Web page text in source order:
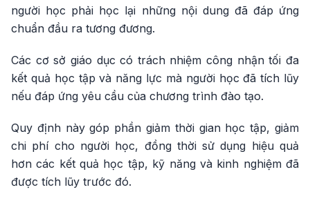
người học phải học lại những nội dung đã đáp ứng
chuẩn đầu ra tương đương.
Các cơ sở giáo dục có trách nhiệm công nhận tối đa
kết quả học tập và năng lực mà người học đã tích lũy
nếu đáp ứng yêu cầu của chương trình đào tạo.
Quy định này góp phần giảm thời gian học tập, giảm
chi phí cho người học, đồng thời sử dụng hiệu quả
hơn các kết quả học tập, kỹ năng và kinh nghiệm đã
được tích lũy trước đó.